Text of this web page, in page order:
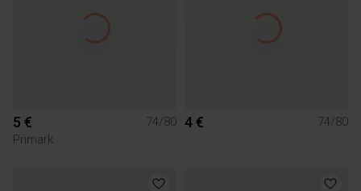
5 €
74/80
Primark
4 € 74/80